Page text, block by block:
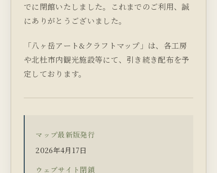
でに閉館いたしました。これまでのご利用、誠
にありがとうございました。
「八ヶ岳アート&クラフトマップ」は、各工房
や北杜市内観光施設等にて、引き続き配布を予
定しております。
マップ最新版発行
2026年4月17日
ウェブサイト閉鎖